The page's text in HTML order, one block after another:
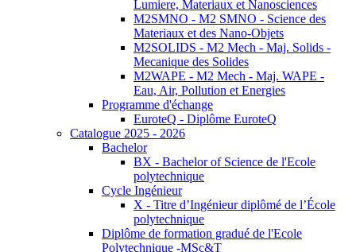
Lumiere, Materiaux et Nanosciences
M2SMNO - M2 SMNO - Science des
Materiaux et des Nano-Objets
M2SOLIDS - M2 Mech - Maj. Solids -
Mecanique des Solides
M2WAPE - M2 Mech - Maj. WAPE -
Eau, Air, Pollution et Energies
Programme d'échange
EuroteQ - Diplôme EuroteQ
Catalogue 2025 - 2026
Bachelor
BX - Bachelor of Science de l'Ecole
polytechnique
Cycle Ingénieur
X - Titre d’Ingénieur diplômé de l’École
polytechnique
Diplôme de formation gradué de l'Ecole
Polytechnique -MSc&T